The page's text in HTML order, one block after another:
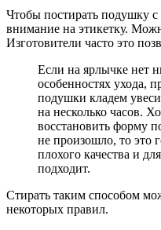
Чтобы постирать подушку
внимание на этикетку.
Изготовители часто это
Если на ярлычке нет
особенностях ухода,
подушки кладем
на несколько часов.
восстановить форму
не произошло, то это
плохого качества и
подходит.
Стирать таким способом
некоторых правил.